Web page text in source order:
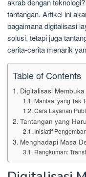
akrab dengan
tantangan. Artikel ini
bagaimana digitalisasi
solusi, tetapi juga
cerita-cerita menarik
Table of Contents
Digitalisasi
Manfaat yang Tak
Cara Layanan
Tantangan yang
Inisiatif
Menghadapi Masa
Rangkuman: